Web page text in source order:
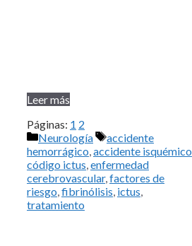
Leer más
Páginas: 1 2
Categorías
Neurología Etiquetas
accidente
hemorrágico accidente isquémico
código ictus enfermedad
cerebrovascular, factores de
riesgo fibrinólisis ictus
tratamiento